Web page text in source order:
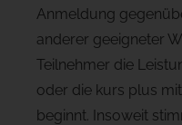
Anmeldung
anderer geeigneter
Teilnehmer die
oder die kurs plus
beginnt. Insoweit